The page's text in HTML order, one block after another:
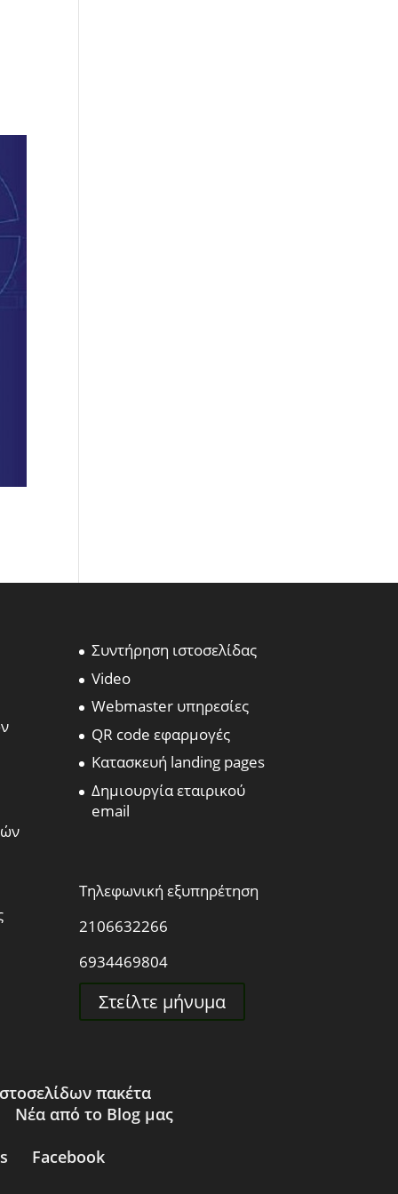
Συντήρηση ιστοσελίδας
Video
Webmaster υπηρεσίες
QR code εφαρμογές
Κατασκευή landing pages
Δημιουργία εταιρικού
email
Τηλεφωνική εξυπηρέτηση
2106632266
6934469804
Στείλτε μήνυμα
πακέτα
Νέα από το Blog μας
Facebook